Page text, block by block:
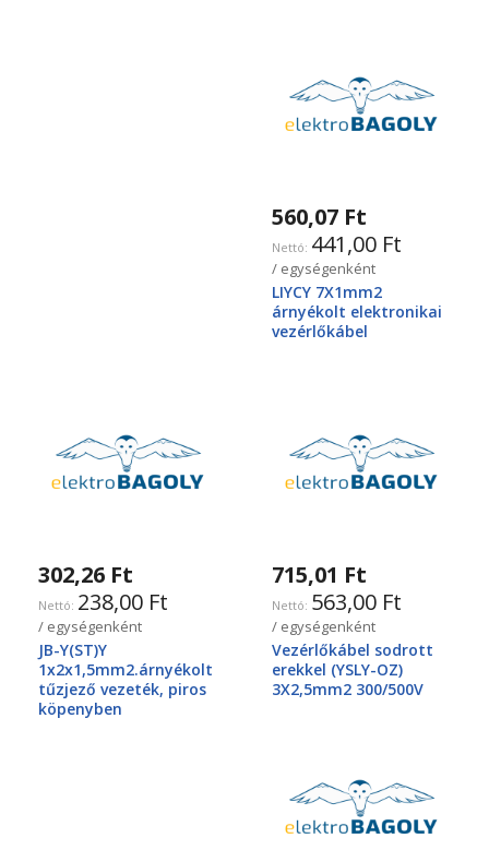
560,07 Ft
441,00 Ft
/ egységenként
LIYCY 7X1mm2
árnyékolt elektronikai
vezérlőkábel
302,26 Ft
238,00 Ft
/ egységenként
JB-Y(ST)Y
1x2x1,5mm2.árnyékolt
tűzjező vezeték, piros
köpenyben
715,01 Ft
563,00 Ft
/ egységenként
Vezérlőkábel sodrott
erekkel (YSLY-OZ)
3X2,5mm2 300/500V